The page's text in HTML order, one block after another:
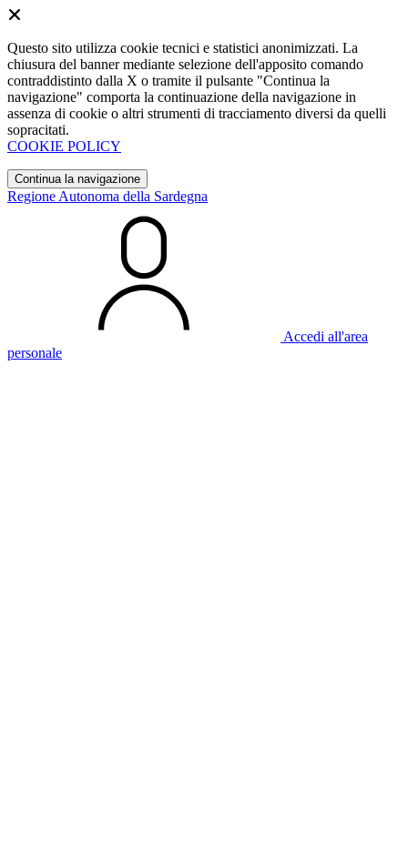
Questo sito utilizza cookie tecnici e statistici anonimizzati. La
chiusura del banner mediante selezione dell'apposito comando
contraddistinto dalla X o tramite il pulsante "Continua la
navigazione" comporta la continuazione della navigazione in
assenza di cookie o altri strumenti di tracciamento diversi da quelli
sopracitati.
COOKIE POLICY
Continua la navigazione
Regione Autonoma della Sardegna
Accedi all'area
personale